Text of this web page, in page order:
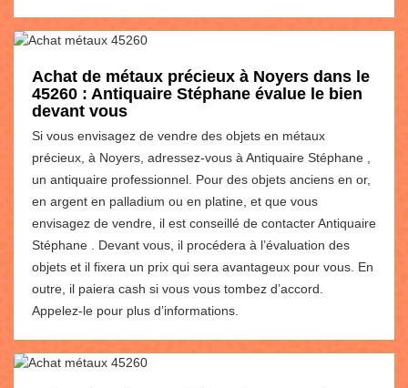
Achat de métaux précieux à Noyers dans le
45260 : Antiquaire Stéphane évalue le bien
devant vous
Si vous envisagez de vendre des objets en métaux
précieux, à Noyers, adressez-vous à Antiquaire Stéphane ,
un antiquaire professionnel. Pour des objets anciens en or,
en argent en palladium ou en platine, et que vous
envisagez de vendre, il est conseillé de contacter Antiquaire
Stéphane . Devant vous, il procédera à l’évaluation des
objets et il fixera un prix qui sera avantageux pour vous. En
outre, il paiera cash si vous vous tombez d’accord.
Appelez-le pour plus d’informations.